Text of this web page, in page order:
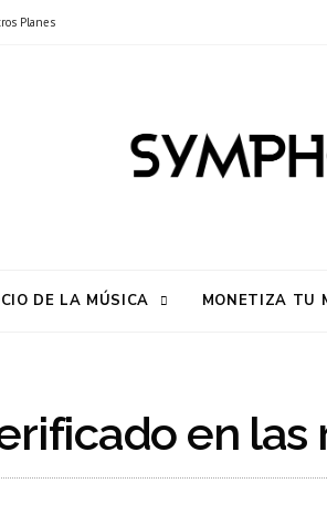
Planes
DE LA MÚSICA MONETIZA TU
en las